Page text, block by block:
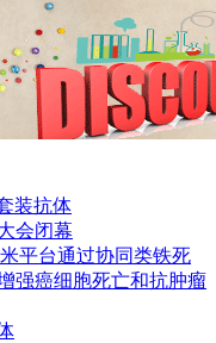
装抗体
会闭幕
平台通过协同类铁死
强癌细胞死亡和抗肿瘤